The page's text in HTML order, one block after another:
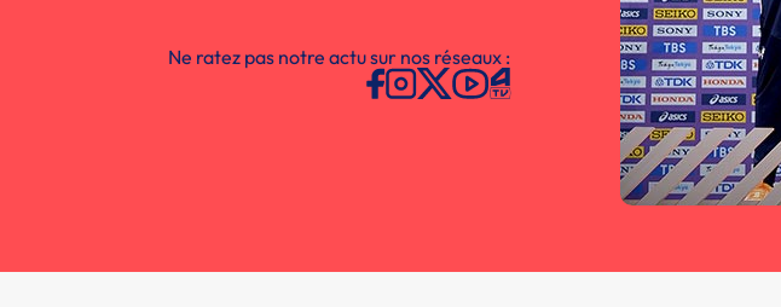
Ne ratez pas notre actu sur nos réseaux :